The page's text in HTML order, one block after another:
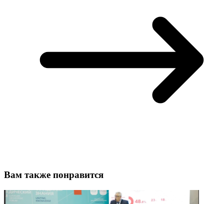
Вам также понравится